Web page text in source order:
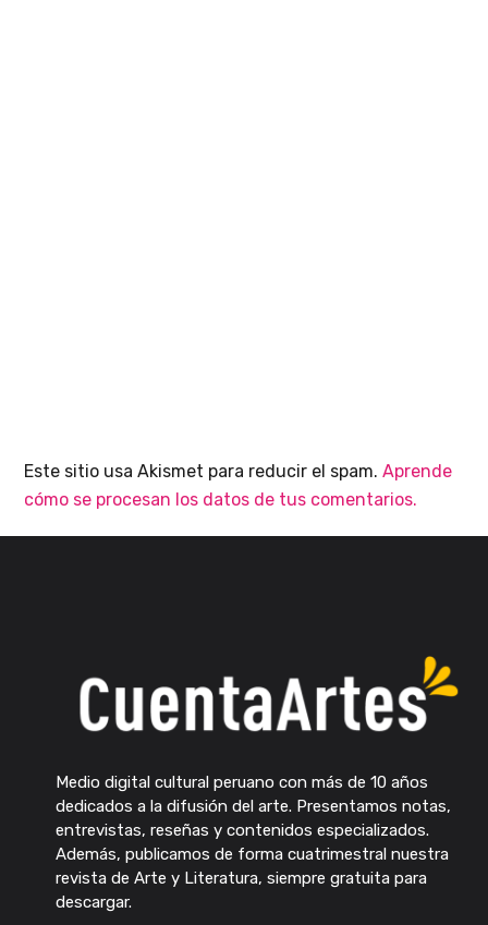
Este sitio usa Akismet para reducir el spam.Aprende
cómo se procesan los datos de tus comentarios.
Medio digital cultural peruano con más de 10 años
dedicados a la difusión del arte. Presentamos notas,
entrevistas, reseñas y contenidos especializados.
Además, publicamos de forma cuatrimestral nuestra
revista de Arte y Literatura, siempre gratuita para
descargar.